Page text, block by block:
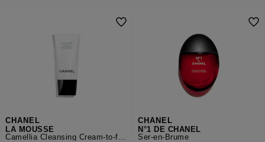
CHANEL
LA MOUSSE
Camellia Cleansing Cream-to-foam
CHANEL
N°1 DE CHANEL
Ser-en-Brume